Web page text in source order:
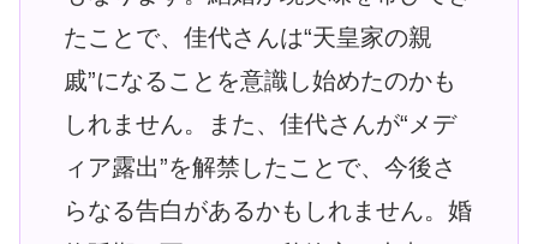
たことで、佳代さんは“天皇家の親
戚”になることを意識し始めたのかも
しれません。また、佳代さんが“メデ
ィア露出”を解禁したことで、今後さ
らなる告白があるかもしれません。婚